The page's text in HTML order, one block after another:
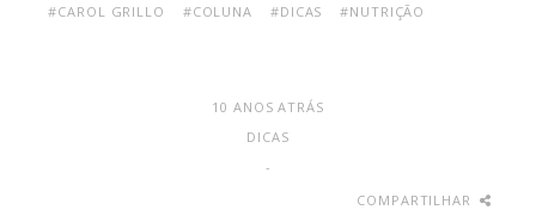
#CAROL GRILLO #COLUNA #DICAS #NUTRIÇÃO
10 ANOS ATRÁS
DICAS
-
COMPARTILHAR